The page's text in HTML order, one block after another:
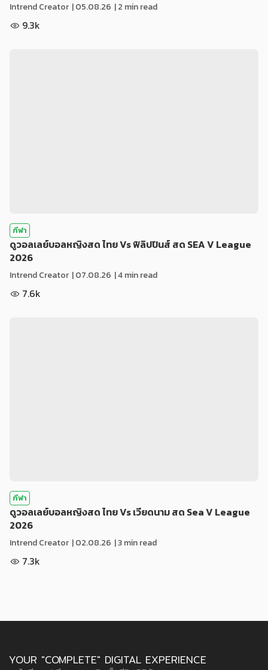
Intrend Creator |05.08.26 | 2 min read
9.3k
กีฬา
ดูวอลเลย์บอลหญิงสด ไทย Vs ฟิลิปปินส์ สด SEA V League
2026
Intrend Creator |07.08.26 | 4 min read
7.6k
กีฬา
ดูวอลเลย์บอลหญิงสด ไทย Vs เวียดนาม สด Sea V League
2026
Intrend Creator |02.08.26 | 3 min read
7.3k
YOUR "COMPLETE" DIGITAL EXPERIENCE